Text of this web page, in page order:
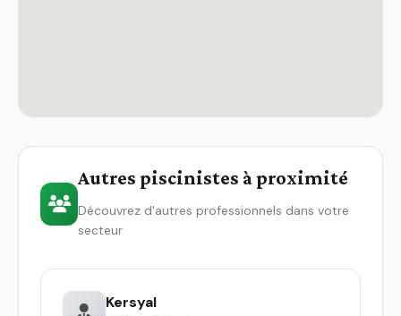
Autres piscinistes à proximité
Découvrez d'autres professionnels dans votre
secteur
Kersyal